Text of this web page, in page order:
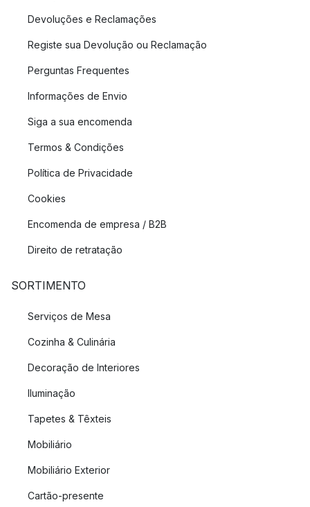
Devoluções e Reclamações
Registe sua Devolução ou Reclamação
Perguntas Frequentes
Informações de Envio
Siga a sua encomenda
Termos & Condições
Política de Privacidade
Cookies
Encomenda de empresa / B2B
Direito de retratação
SORTIMENTO
Serviços de Mesa
Cozinha & Culinária
Decoração de Interiores
Iluminação
Tapetes & Têxteis
Mobiliário
Mobiliário Exterior
Cartão-presente